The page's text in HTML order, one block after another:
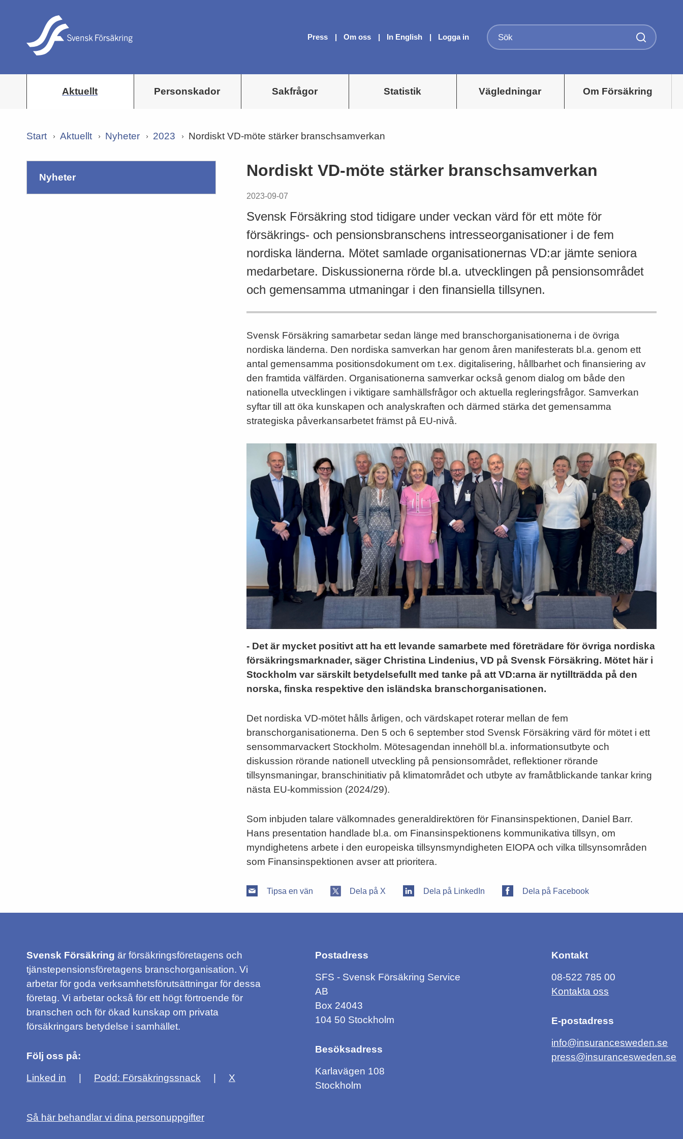
Press Om oss In English Logga in
Aktuellt Personskador Sakfrågor Statistik Vägledningar Om Försäkring
Start Aktuellt Nyheter 2023 Nordiskt VD-möte stärker branschsamverkan
nyheter Nordiskt VD-möte stärker branschsamverkan
2023-09-07
Svensk Försäkring stod tidigare under veckan värd för ett möte för
försäkrings- och pensionsbranschens intresseorganisationer i de fem
nordiska länderna. Mötet samlade organisationernas VD:ar jämte seniora
medarbetare. Diskussionerna rörde bl.a. utvecklingen på pensionsområdet
och gemensamma utmaningar i den finansiella tillsynen.
Svensk Försäkring samarbetar sedan länge med branschorganisationerna i de övriga
nordiska länderna. Den nordiska samverkan har genom åren manifesterats bl.a. genom ett
antal gemensamma positionsdokument om t.ex. digitalisering, hållbarhet och finansiering av
den framtida välfärden. Organisationerna samverkar också genom dialog om både den
nationella utvecklingen i viktigare samhällsfrågor och aktuella regleringsfrågor. Samverkan
syftar till att öka kunskapen och analyskraften och därmed stärka det gemensamma
strategiska påverkansarbetet främst på EU-nivå.
- Det är mycket positivt att ha ett levande samarbete med företrädare för övriga nordiska
försäkringsmarknader, säger Christina Lindenius, VD på Svensk Försäkring. Mötet här i
Stockholm var särskilt betydelsefullt med tanke på att VD:arna är nytillträdda på den
norska, finska respektive den isländska branschorganisationen.
Det nordiska VD-mötet hålls årligen, och värdskapet roterar mellan de fem
branschorganisationerna. Den 5 och 6 september stod Svensk Försäkring värd för mötet i ett
sensommarvackert Stockholm. Mötesagendan innehöll bl.a. informationsutbyte och
diskussion rörande nationell utveckling på pensionsområdet, reflektioner rörande
tillsynsmaningar, branschinitiativ på klimatområdet och utbyte av framåtblickande tankar kring
nästa EU-kommission (2024/29).
Som inbjuden talare välkomnades generaldirektören för Finansinspektionen, Daniel Barr.
Hans presentation handlade bl.a. om Finansinspektionens kommunikativa tillsyn, om
myndighetens arbete i den europeiska tillsynsmyndigheten EIOPA och vilka tillsynsområden
som Finansinspektionen avser att prioritera.
Tipsa en vän Dela på X Dela på LinkedIn Dela på Facebook
Svensk Försäkring är försäkringsföretagens och
tjänstepensionsföretagens branschorganisation. Vi
arbetar för goda verksamhetsförutsättningar för dessa
företag. Vi arbetar också för ett högt förtroende för
branschen och för ökad kunskap om privata
försäkringars betydelse i samhället.
Följ oss på:
Linked in Podd: Försäkringssnack X
Postadress
SFS - Svensk Försäkring Service
AB
Box 24043
104 50 Stockholm
Besöksadress
Karlavägen 108
Stockholm
Kontakt
08-522 785 00
Kontakta oss
E-postadress
info@insurancesweden.se
press@insurancesweden.se
Så här behandlar vi dina personuppgifter